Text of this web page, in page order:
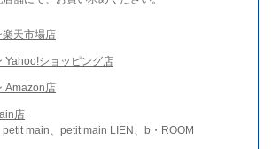
天市場店
Yahoo!ショッピング店
Amazon店
店
main、petit main LIEN、b・ROOM